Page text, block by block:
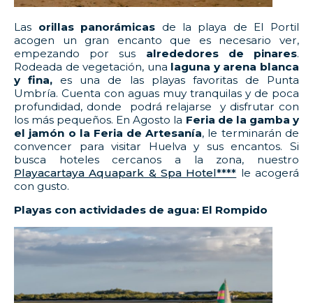
Las orillas panorámicas de la playa de El Portil
acogen un gran encanto que es necesario ver,
empezando por sus alrededores de pinares.
Rodeada de vegetación, una laguna y arena blanca
y fina, es una de las playas favoritas de Punta
Umbría. Cuenta con aguas muy tranquilas y de poca
profundidad, donde podrá relajarse y disfrutar con
los más pequeños. En Agosto la Feria de la gamba y
el jamón o la Feria de Artesanía, le terminarán de
convencer para visitar Huelva y sus encantos. Si
busca hoteles cercanos a la zona, nuestro
Playacartaya Aquapark & Spa Hotel**** le acogerá
con gusto.
Playas con actividades de agua: El Rompido